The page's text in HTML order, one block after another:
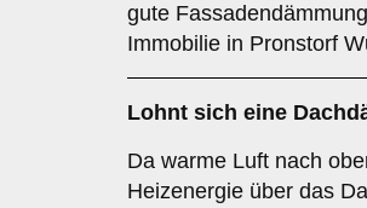
gute
Immobilie in Pronstorf
Lohnt sich eine
Da warme Luft nach
Heizenergie über das